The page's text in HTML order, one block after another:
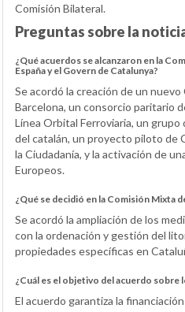
Comisión Bilateral.
Preguntas sobre la
¿Qué acuerdos se alcanzaron en la
España y el Govern de Catalunya?
Se acordó la creación de un
Barcelona, un consorcio paritario
Línea Orbital Ferroviaria, un
del catalán, un proyecto piloto de
la Ciudadanía, y la activación de
Europeos.
¿Qué se decidió en la Comisión Mixta
Se acordó la ampliación de los
con la ordenación y gestión del
propiedades específicas en
¿Cuál es el objetivo del acuerdo sobre
El acuerdo garantiza la